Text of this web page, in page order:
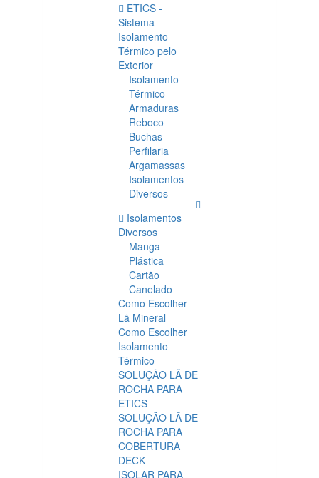
ETICS -
Sistema
Isolamento
Térmico pelo
Exterior
Isolamento
Térmico
Armaduras
Reboco
Buchas
Perfilaria
Argamassas
Isolamentos
Diversos
Isolamentos
Diversos
Manga
Plástica
Cartão
Canelado
Como Escolher
Lã Mineral
Como Escolher
Isolamento
Térmico
SOLUÇÃO LÃ DE
ROCHA PARA
ETICS
SOLUÇÃO LÃ DE
ROCHA PARA
COBERTURA
DECK
ISOLAR PARA